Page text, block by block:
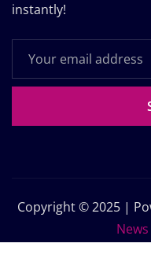
instantly!
Copyright © 2025 |
News